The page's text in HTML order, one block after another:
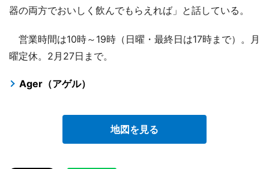
器の両方でおいしく飲んでもらえれば」と話している。
営業時間は10時～19時（日曜・最終日は17時まで）。月
曜定休。2月27日まで。
Ager（アゲル）
地図を見る